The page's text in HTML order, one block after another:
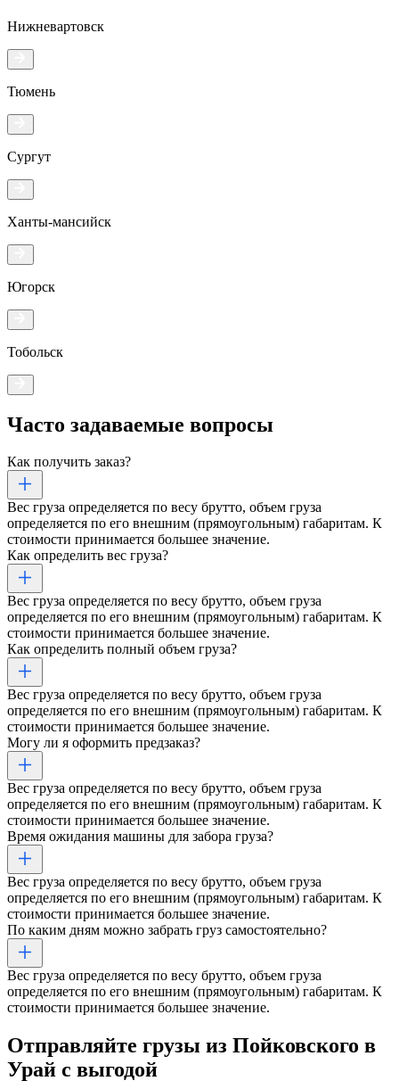
Нижневартовск
Тюмень
Сургут
Ханты-мансийск
Югорск
Тобольск
Часто задаваемые вопросы
Как получить заказ?
Вес груза определяется по весу брутто, объем груза
определяется по его внешним (прямоугольным) габаритам. К
стоимости принимается большее значение.
Как определить вес груза?
Вес груза определяется по весу брутто, объем груза
определяется по его внешним (прямоугольным) габаритам. К
стоимости принимается большее значение.
Как определить полный объем груза?
Вес груза определяется по весу брутто, объем груза
определяется по его внешним (прямоугольным) габаритам. К
стоимости принимается большее значение.
Могу ли я оформить предзаказ?
Вес груза определяется по весу брутто, объем груза
определяется по его внешним (прямоугольным) габаритам. К
стоимости принимается большее значение.
Время ожидания машины для забора груза?
Вес груза определяется по весу брутто, объем груза
определяется по его внешним (прямоугольным) габаритам. К
стоимости принимается большее значение.
По каким дням можно забрать груз самостоятельно?
Вес груза определяется по весу брутто, объем груза
определяется по его внешним (прямоугольным) габаритам. К
стоимости принимается большее значение.
Отправляйте грузы из Пойковского в
Урай с выгодой